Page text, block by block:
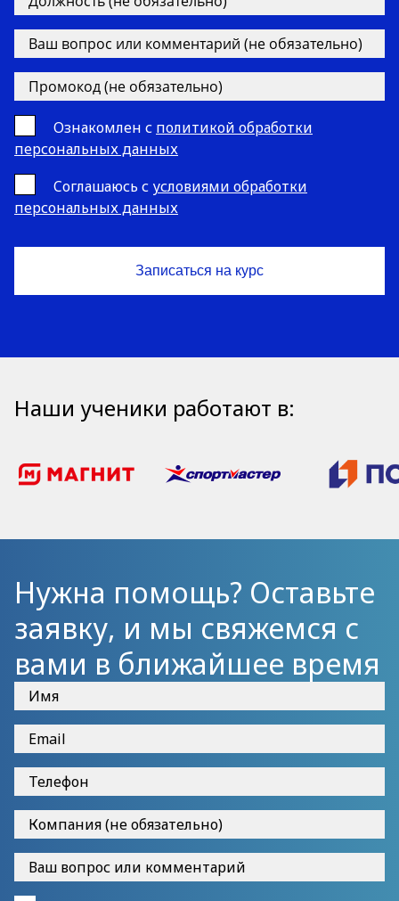
Ознакомлен с политикой обработки
персональных данных
Cоглашаюсь с условиями обработки
персональных данных
Наши ученики работают в:
Нужна помощь? Оставьте
заявку, и мы свяжемся с
вами в ближайшее время